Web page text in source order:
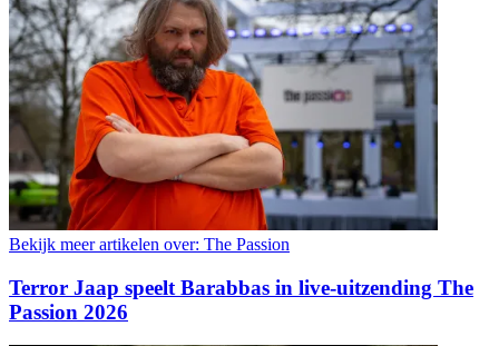
Bekijk meer artikelen over: The Passion
Terror Jaap speelt Barabbas in live-uitzending The
Passion 2026